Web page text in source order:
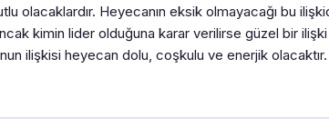
olacaklardır. Heyecanın eksik olmayacağı bu
kimin lider olduğuna karar verilirse güzel bir ilişki
ilişkisi heyecan dolu, coşkulu ve enerjik olacaktır.